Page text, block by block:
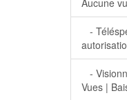
-
-
Vues |